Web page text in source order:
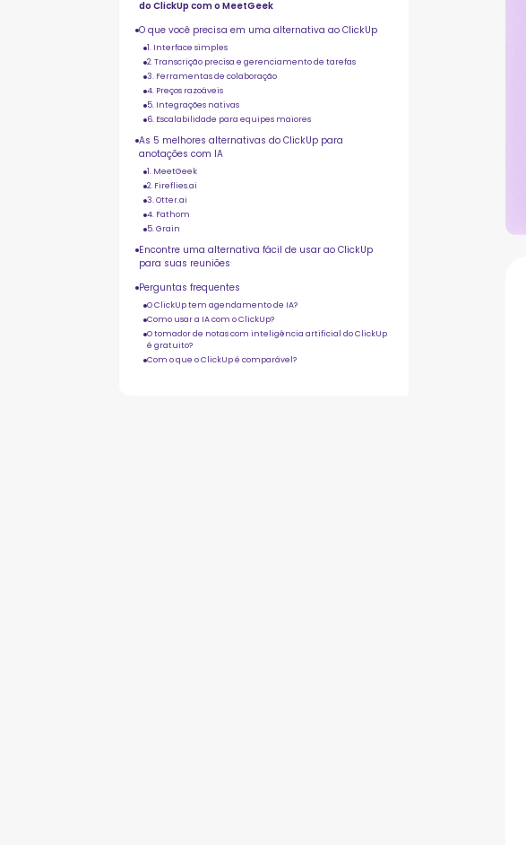
do ClickUp com o MeetGeek
O que você precisa em uma alternativa ao ClickUp
1. Interface simples
2. Transcrição precisa e gerenciamento de tarefas
3. Ferramentas de colaboração
4. Preços razoáveis
5. Integrações nativas
6. Escalabilidade para equipes maiores
As 5 melhores alternativas do ClickUp para
anotações com IA
1. MeetGeek
2. Fireflies.ai
3. Otter.ai
4. Fathom
5. Grain
Encontre uma alternativa fácil de usar ao ClickUp
para suas reuniões
Perguntas frequentes
O ClickUp tem agendamento de IA?
Como usar a IA com o ClickUp?
O tomador de notas com inteligência artificial do ClickUp
é gratuito?
Com o que o ClickUp é comparável?